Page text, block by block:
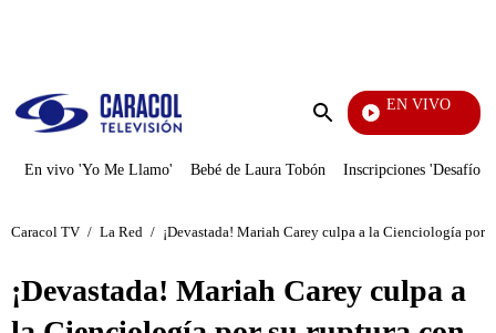
Enviar
EN VIVO
Televentas
En vivo 'Yo Me Llamo' Bebé de Laura Tobón Inscripciones 'Desafío'
Caracol TV / La Red / ¡Devastada! Mariah Carey culpa a la Cienciología por
¡Devastada! Mariah Carey culpa a